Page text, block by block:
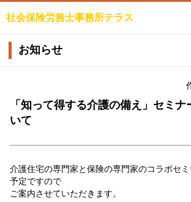
社会保険労務士事務所テラス
お知らせ
「知って得する介護の備え」セミ
いて
介護住宅の専門家と保険の専門家のコラボセ
予定ですので
ご案内させていただきます。